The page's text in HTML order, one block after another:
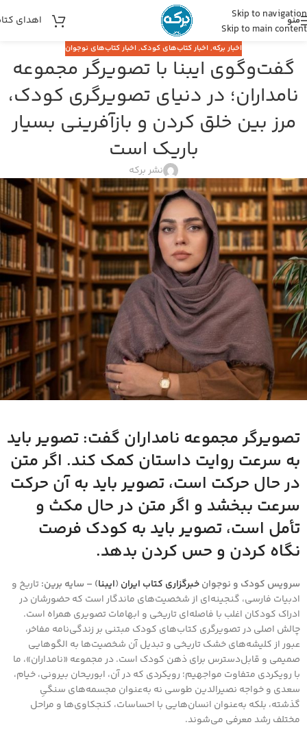
Skip to navigation
Skip to main content
منو اهدای
اخبار برکه,اخبار کتاب‌های کودک,اخبار کتاب‌های نوجوان
گفت‌وگوی ایبنا با تصویرگر مجموعه
نامداران؛ در دنیای تصویرگری کودک،
مرز بین خلق کردن و بازآفرینی بسیار
باریک است
نشر برکه
تصویرگر مجموعه نامداران گفت: تصویر باید
به سرعت روایت داستان کمک کند. اگر متن
در حال حرکت است، تصویر باید به آن حرکت
سرعت ببخشد و اگر متن در حال مکث و
تأمل است، تصویر باید به کودک فرصت
نگاه کردن و حس کردن بدهد.
سرویس کودک و نوجوانخبرگزاری کتاب ایران (ایبنا) – سایه برین:تاریخ و
ادبیات فارسی، گنجینه‌ای از شخصیت‌های ماندگار است که حضورشان در
ادراک کودکان اغلب با فاصله‌ای تاریخی و ابهامات تصویری همراه است.
چالش اصلی در تصویرگری کتاب‌های کودک مبتنی بر زندگی‌نامه مفاخر،
عبور از کلیشه‌های خشک تاریخی و تبدیل آن شخصیت‌ها به الگوهایی
صمیمی و قابل‌دسترس برای ذهن کودک است. در مجموعه «نامداران»، ما
با رویکردی متفاوت مواجهیم؛ رویکردی که در آن، ابوریحان بیرونی، خیام،
سعدی و خواجه نصیرالدین طوسی نه به‌عنوان مجسمه‌های سنگیِ
گذشته، بلکه به‌عنوان انسان‌هایی با احساسات، کنجکاوی‌ها و مراحل
مختلف رشد معرفی می‌شوند.